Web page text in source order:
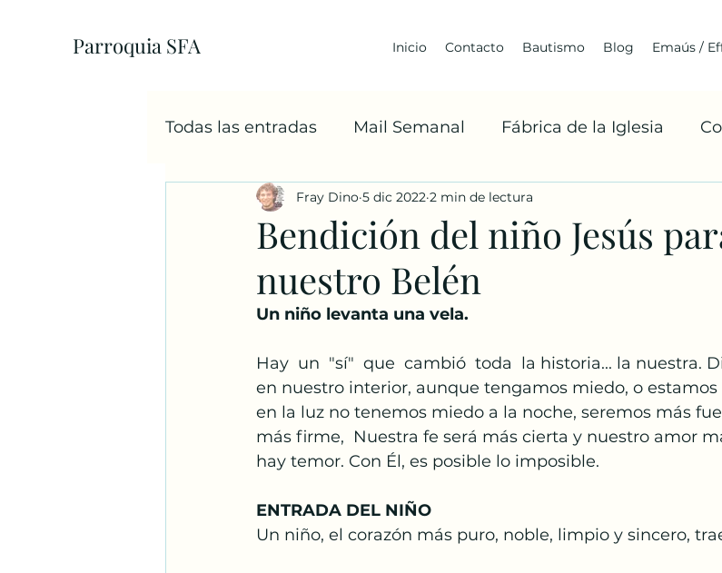
Parroquia SFA Inicio Contacto Bautismo Blog Emaús /
Todas las entradas Mail Semanal Fábrica de la Iglesia
EcoParroquia 5+1 Cuaresma Franciscanismo
Sacramentos Cáritas Arquitectura
Santos Franciscanos Papa Francisco Semana Santa
Bendición del niño Jesús
nuestro Belén
Fray Dino 5 dic 2022 2 min de lectura
Un niño levanta una vela.
Hay  un  "sí"  que  cambió  toda  la historia... la nuestra.
en nuestro interior, aunque tengamos miedo, o
en la luz no tenemos miedo a la noche, seremos más
más firme,  Nuestra fe será más cierta y nuestro amor
hay temor. Con Él, es posible lo imposible.
ENTRADA DEL NIÑO
Un niño, el corazón más puro, noble, limpio y sincero,